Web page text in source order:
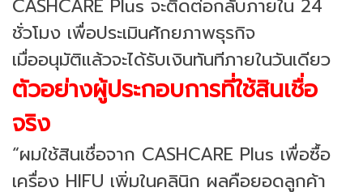
CASHCARE Plus จะติดต่อกลับภายใน 24
ชั่วโมง เพื่อประเมินศักยภาพธุรกิจ
เมื่ออนุมัติแล้วจะได้รับเงินทันทีภายในวันเดียว
ตัวอย่างผู้ประกอบการที่ใช้สินเชื่อ
จริง
“ผมใช้สินเชื่อจาก CASHCARE Plus เพื่อซื้อ
เครื่อง HIFU เพิ่มในคลินิก ผลคือยอดลูกค้า